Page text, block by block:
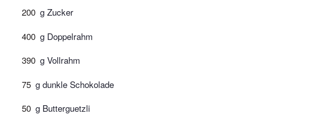
200 g Zucker
400 g Doppelrahm
390 g Vollrahm
75 g dunkle Schokolade
50 g Butterguetzli